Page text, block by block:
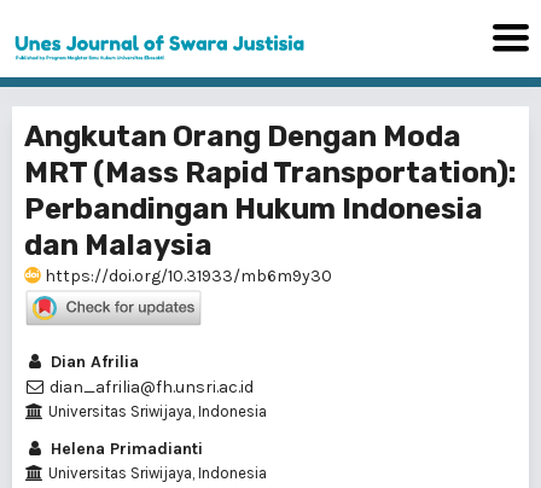
Angkutan Orang Dengan Moda
MRT (Mass Rapid Transportation):
Perbandingan Hukum Indonesia
dan Malaysia
https://doi.org/10.31933/mb6m9y30
Dian Afrilia
dian_afrilia@fh.unsri.ac.id
Universitas Sriwijaya, Indonesia
Helena Primadianti
Universitas Sriwijaya, Indonesia